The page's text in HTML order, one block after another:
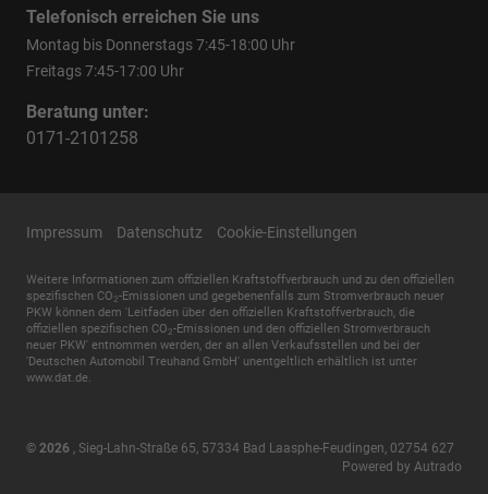
Telefonisch erreichen Sie uns
Montag bis Donnerstags 7:45-18:00 Uhr
Freitags 7:45-17:00 Uhr
Beratung unter:
0171-2101258
Impressum Datenschutz Cookie-Einstellungen
Weitere Informationen zum offiziellen Kraftstoffverbrauch und zu den offiziellen
spezifischen CO2-Emissionen und gegebenenfalls zum Stromverbrauch neuer
PKW können dem 'Leitfaden über den offiziellen Kraftstoffverbrauch, die
offiziellen spezifischen CO2-Emissionen und den offiziellen Stromverbrauch
neuer PKW' entnommen werden, der an allen Verkaufsstellen und bei der
'Deutschen Automobil Treuhand GmbH' unentgeltlich erhältlich ist unter
www.dat.de.
© 2026 Sieg-Lahn-Straße 65 57334 Bad Laasphe-Feudingen, 02754 627
Powered by Autrado